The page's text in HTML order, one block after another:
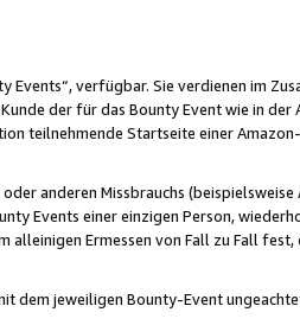
verfügbar. Sie verdienen im
der für das Bounty Event wie in der
teilnehmende Startseite einer
anderen Missbrauchs (beispielsweise
Events einer einzigen Person,
Ermessen von Fall zu Fall fest,
dem jeweiligen Bounty-Event